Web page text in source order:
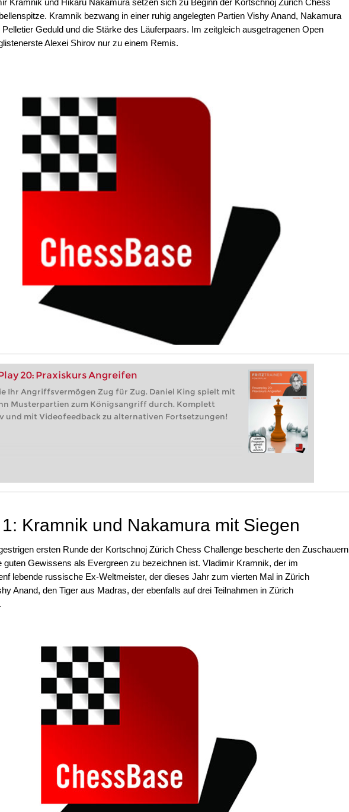
Kramnik bezwang in einer ruhig angelegten Partien Vishy Anand, Nakamura
Geduld und die Stärke des Läuferpaars. Im zeitgleich ausgetragenen Open
Alexei Shirov nur zu einem Remis.
20: Praxiskurs Angreifen
Ihr Angriffsvermögen Zug für Zug. Daniel King spielt mit
Musterpartien zum Königsangriff durch. Komplett
und mit Videofeedback zu alternativen Fortsetzungen!
Kramnik und Nakamura mit Siegen
ersten Runde der Kortschnoj Zürich Chess Challenge bescherte den Zuschauern
guten Gewissens als Evergreen zu bezeichnen ist. Vladimir Kramnik, der im
lebende russische Ex-Weltmeister, der dieses Jahr zum vierten Mal in Zürich
Anand, den Tiger aus Madras, der ebenfalls auf drei Teilnahmen in Zürich